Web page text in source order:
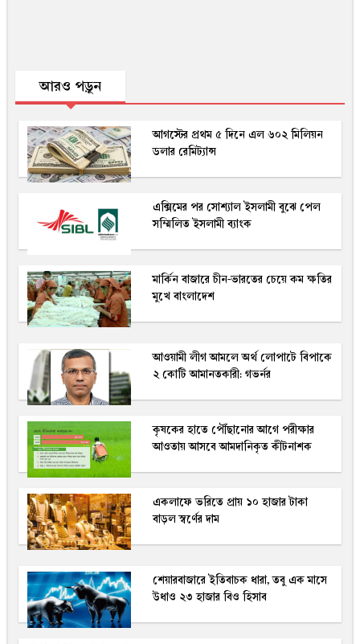
আরও পড়ুন
আগস্টের প্রথম ৫ দিনে এল ৬০২ মিলিয়ন
ডলার রেমিট্যান্স
এক্সিমের পর সোশ্যাল ইসলামী বুঝে পেল
সম্মিলিত ইসলামী ব্যাংক
মার্কিন বাজারে চীন-ভারতের চেয়ে কম ক্ষতির
মুখে বাংলাদেশ
আওয়ামী লীগ আমলে অর্থ লোপাটে বিপাকে
২ কোটি আমানতকারী: গভর্নর
কৃষকের হাতে পৌঁছানোর আগে পরীক্ষার
আওতায় আসবে আমদানিকৃত কীটনাশক
একলাফে ভরিতে প্রায় ১০ হাজার টাকা
বাড়ল স্বর্ণের দাম
শেয়ারবাজারে ইতিবাচক ধারা, তবু এক মাসে
উধাও ২৩ হাজার বিও হিসাব